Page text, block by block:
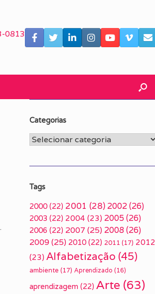
0813
Categorias
Categorias
Tags
2000 (22) 2001 (28) 2002(26)
2003 (22) 2004 (23) 2005 (26)
2006 (22) 2007 (25) 2008(26)
2009(25) 2010 (22) 2011 (17) 2012
(23) Alfabetização (45)
ambiente (17) Aprendizado (16)
aprendizagem (22) Arte (63)